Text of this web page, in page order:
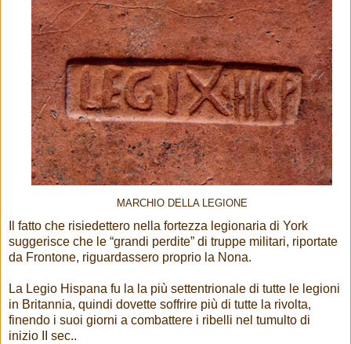
MARCHIO DELLA LEGIONE
Il fatto che risiedettero nella fortezza legionaria di York
suggerisce che le “grandi perdite” di truppe militari, riportate
da Frontone, riguardassero proprio la Nona.
La Legio Hispana fu la la più settentrionale di tutte le legioni
in Britannia, quindi dovette soffrire più di tutte la rivolta,
finendo i suoi giorni a combattere i ribelli nel tumulto di
inizio II sec..